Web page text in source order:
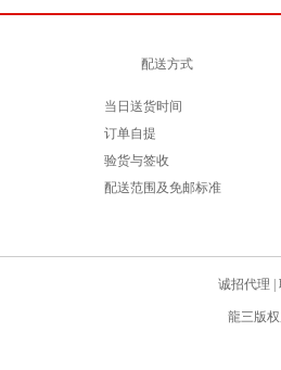
配送方式
当日送货时间
订单自提
验货与签收
配送范围及免邮标准
诚招代理
龍三版